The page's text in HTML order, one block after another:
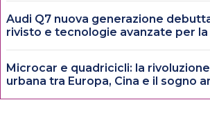
Audi Q7 nuova generazione
rivisto e tecnologie avanzate per
Microcar e quadricicli: la
urbana tra Europa, Cina e il sogno